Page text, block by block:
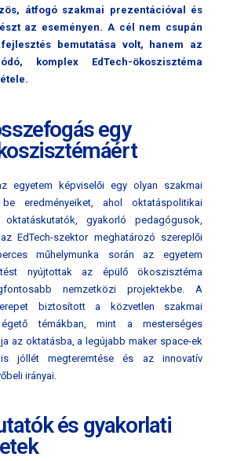
átfogó szakmai prezentációval és
az eseményen. A cél nem csupán
bemutatása volt, hanem az
komplex EdTech-ökoszisztéma
egy
egyetem képviselői egy olyan szakmai
eredményeiket, ahol oktatáspolitikai
gyakorló pedagógusok,
EdTech-szektor meghatározó szereplői
műhelymunka során az egyetem
nyújtottak az épülő ökoszisztéma
nemzetközi projektekbe. A
biztosított a közvetlen szakmai
témákban, mint a mesterséges
az oktatásba, a legújabb maker space-ek
jóllét megteremtése és az innovatív
irányai.
és gyakorlati